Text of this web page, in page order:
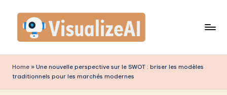
content
is
u
Home » Une nouvelle perspective sur le SWOT : briser les modèles
traditionnels pour les marchés modernes